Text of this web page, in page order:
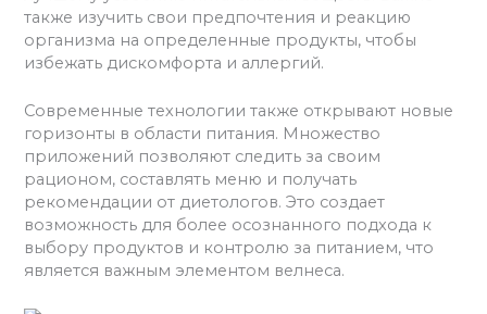
также изучить свои предпочтения и реакцию
организма на определенные продукты, чтобы
избежать дискомфорта и аллергий.
Современные технологии также открывают новые
горизонты в области питания. Множество
приложений позволяют следить за своим
рационом, составлять меню и получать
рекомендации от диетологов. Это создает
возможность для более осознанного подхода к
выбору продуктов и контролю за питанием, что
является важным элементом велнеса.